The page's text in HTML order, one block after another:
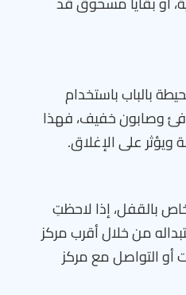
بالباب باستخدام
وصابون خفيف، فهذا
ويؤثر على الإغلاق.
بالقفل، إذا لاحظتِ
من خلال أقرب مركز
أو التواصل مع مركز